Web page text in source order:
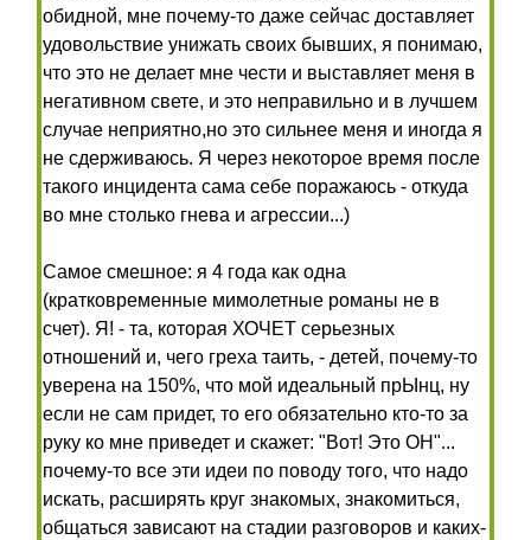
обидной, мне почему-то даже сейчас доставляет
удовольствие унижать своих бывших, я понимаю,
что это не делает мне чести и выставляет меня в
негативном свете, и это неправильно и в лучшем
случае неприятно,но это сильнее меня и иногда я
не сдерживаюсь. Я через некоторое время после
такого инцидента сама себе поражаюсь - откуда
во мне столько гнева и агрессии...)
Самое смешное: я 4 года как одна
(кратковременные мимолетные романы не в
счет). Я! - та, которая ХОЧЕТ серьезных
отношений и, чего греха таить, - детей, почему-то
уверена на 150%, что мой идеальный прЫнц, ну
если не сам придет, то его обязательно кто-то за
руку ко мне приведет и скажет: "Вот! Это ОН"...
почему-то все эти идеи по поводу того, что надо
искать, расширять круг знакомых, знакомиться,
общаться зависают на стадии разговоров и каких-